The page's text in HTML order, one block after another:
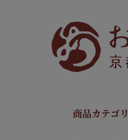
商品カテゴリ